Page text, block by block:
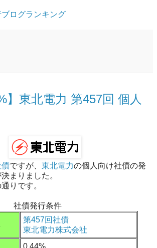
ログランキング
】東北電力 第457回 個人
債ですが、 東北電力の個人向け社債の発
まりました。
りです。
社債発行条件
第457回社債
東北電力株式会社
0.44%